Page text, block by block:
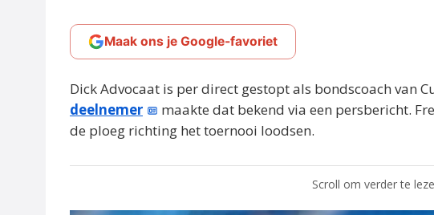
Maak ons je Google-favoriet
Dick Advocaat is per direct gestopt als bondscoach van
deelnemer
maakte dat bekend via een persbericht.
de ploeg richting het toernooi loodsen.
Scroll om verder te